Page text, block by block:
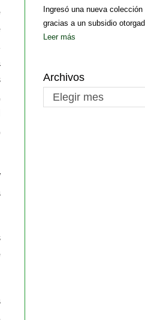
Ingresó una nueva
gracias a un subsidio
Leer más
Archivos
Elegir mes